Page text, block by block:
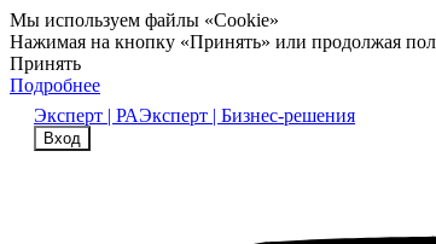
Мы используем файлы «Cookie»
Нажимая на кнопку «Принять» или продолжая
Принять
Подробнее
Эксперт | РАЭксперт | Бизнес-решения
Вход